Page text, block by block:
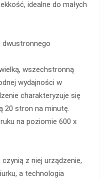
idealne do małych
dwustronnego
wszechstronną
wydajności w
charakteryzuje się
20 stron na minutę.
na poziomie 600 x
z niej urządzenie,
a technologia